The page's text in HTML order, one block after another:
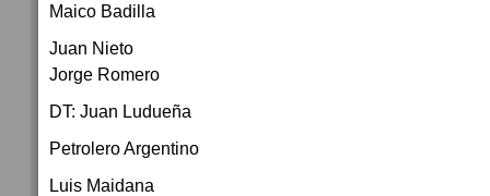
Maico Badilla
Juan Nieto
Jorge Romero
DT: Juan Ludueña
Petrolero Argentino
Luis Maidana